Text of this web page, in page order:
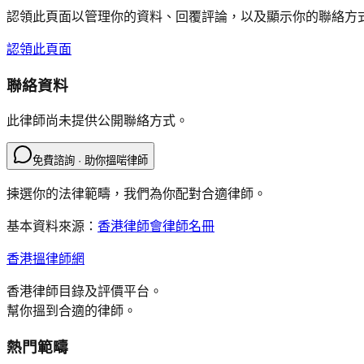
認領此頁面以管理你的資料、回覆評論，以及顯示你的聯絡方
認領此頁面
聯絡資料
此律師尚未提供公開聯絡方式。
免費諮詢 · 助你搵啱律師
揀選你的法律範疇，我們為你配對合適律師。
基本資料來源： 香港律師會律師名冊
香港搵律師網
香港律師目錄及評價平台。
幫你搵到合適的律師。
熱門範疇